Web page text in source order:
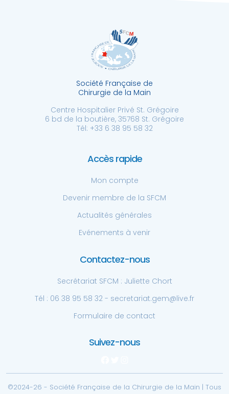
Société Française de
Chirurgie de la Main
Centre Hospitalier Privé St. Grégoire
6 bd de la boutière, 35768 St. Grégoire
Tél: +33 6 38 95 58 32
Accès rapide
Mon compte
Devenir membre de la SFCM
Actualités générales
Evénements à venir
Contactez-nous
Secrétariat SFCM : Juliette Chort
Tél : 06 38 95 58 32 - secretariat.gem@live.fr
Formulaire de contact
Suivez-nous
©2024-26 - Société Française de la Chirurgie de la Main | Tous